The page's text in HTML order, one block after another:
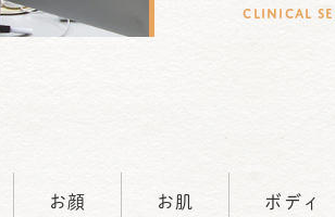
CLINICAL
お顔 お肌 ボディ